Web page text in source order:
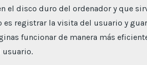
el disco duro del ordenador y que
registrar la visita del usuario y
funcionar de manera más
usuario.